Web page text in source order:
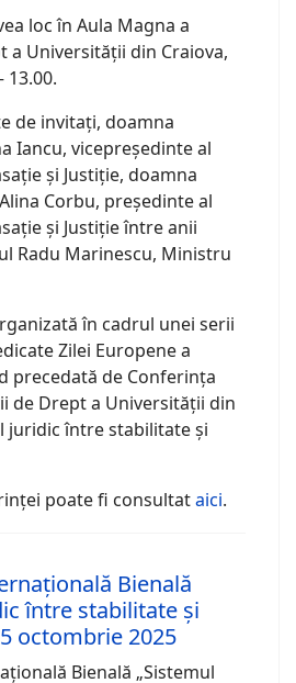
loc în Aula Magna a
a Universității din Craiova,
13.00.
de invitați, doamna
Iancu, vicepreședinte al
și Justiție, doamna
Corbu, președinte al
și Justiție între anii
Radu Marinescu, Ministru
în cadrul unei serii
Zilei Europene a
precedată de Conferința
de Drept a Universității din
juridic între stabilitate și
poate fi consultataici.
Bienală
între stabilitate și
octombrie 2025
Bienală „Sistemul